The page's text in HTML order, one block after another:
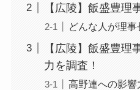
【広陵】飯盛豊理
どんな人が理
【広陵】飯盛豊理
力を調査！
高野連への影響